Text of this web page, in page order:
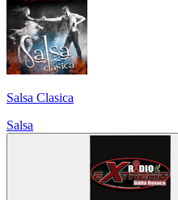
Salsa Clasica
Salsa